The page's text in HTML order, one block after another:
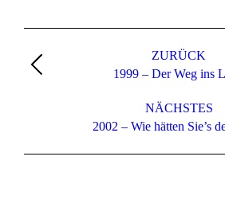
ZURÜCK
Beitrag:
1999 – Der Weg ins
NÄCHSTES
Nächster
2002 – Wie hätten Sie’s